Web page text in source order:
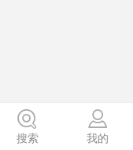
搜索 我的